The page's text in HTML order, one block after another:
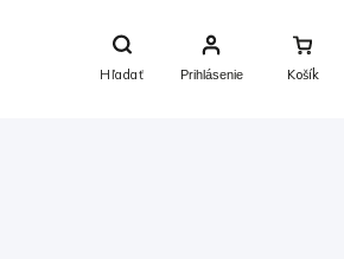
Hľadať
Nákupný
Košík
Prihlásenie